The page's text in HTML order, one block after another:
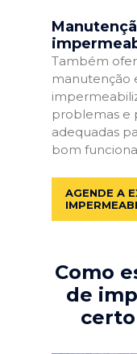
Também
manutenção
problemas e
adequadas
bom
AGENDE A
Como
de
certo